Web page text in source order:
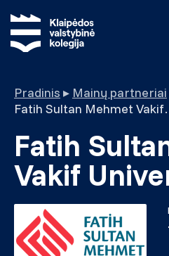
Pradinis ▸ Mainų partneriai
Fatih
Fatih
Vakif